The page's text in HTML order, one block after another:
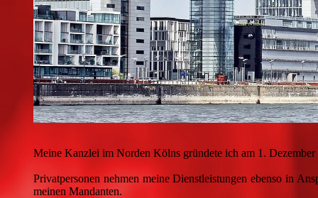
Meine Kanzlei im Norden Kölns gründete ich am 1. Dezember
Privatpersonen nehmen meine Dienstleistungen ebenso in
meinen Mandanten.